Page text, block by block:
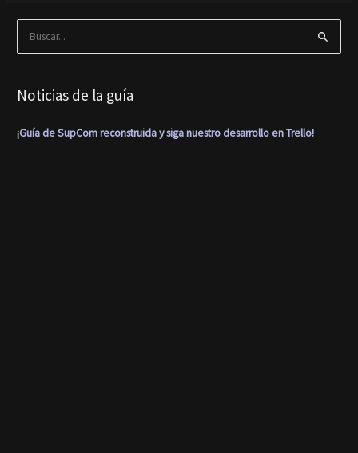
u
c
r
Noticias de la guía
¡Guía de SupCom reconstruida y siga nuestro desarrollo en Trello!